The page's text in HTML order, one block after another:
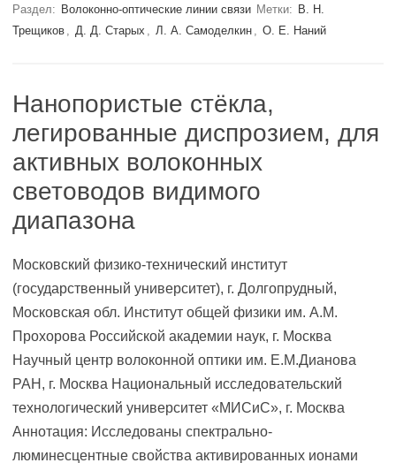
Раздел: Волоконно-оптические линии связи Метки: В. Н.
Трещиков , Д. Д. Старых , Л. А. Самоделкин , О. Е. Наний
Нанопористые стёкла,
легированные диспрозием, для
активных волоконных
световодов видимого
диапазона
Московский физико-технический институт
(государственный университет), г. Долгопрудный,
Московская обл. Институт общей физики им. А.М.
Прохорова Российской академии наук, г. Москва
Научный центр волоконной оптики им. Е.М.Дианова
РАН, г. Москва Национальный исследовательский
технологический университет «МИСиС», г. Москва
Аннотация: Исследованы спектрально-
люминесцентные свойства активированных ионами